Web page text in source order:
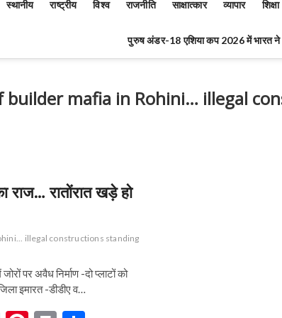
स्थानीय राष्ट्रीय विश्व राजनीति साक्षात्कार व्यापार शिक्षा
पुरुष अंडर-18 एशिया कप 2026 में भारत ने
builder mafia in Rohini… illegal
राज… रातोंरात खड़े हो
illegal constructions standing
पर अवैध निर्माण -दो प्लाटों को
इमारत -डीडीए व…